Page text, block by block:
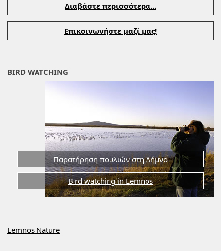
Διαβάστε περισσότερα...
Επικοινωνήστε μαζί μας!
BIRD WATCHING
Παρατήρηση πουλιών στη Λήμνο
Bird watching in Lemnos
Lemnos Nature